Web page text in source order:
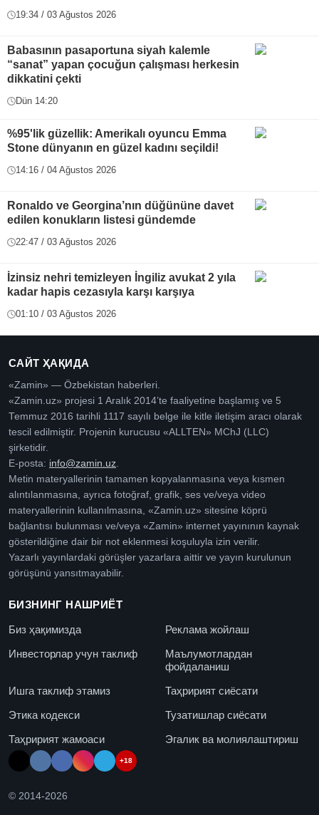
19:34 / 03 Ağustos 2026
Babasının pasaportuna siyah kalemle
“sanat” yapan çocuğun çalışması herkesin
dikkatini çekti
Dün 14:20
%95'lik güzellik: Amerikalı oyuncu Emma
Stone dünyanın en güzel kadını seçildi!
14:16 / 04 Ağustos 2026
Ronaldo ve Georgina’nın düğününe davet
edilen konukların listesi gündemde
22:47 / 03 Ağustos 2026
İzinsiz nehri temizleyen İngiliz avukat 2 yıla
kadar hapis cezasıyla karşı karşıya
01:10 / 03 Ağustos 2026
САЙТ ҲАҚИДА
«Zamin» — Özbekistan haberleri.
«Zamin.uz» projesi 1 Aralık 2014’te faaliyetine başlamış ve 5
Temmuz 2016 tarihli 1117 sayılı belge ile kitle iletişim aracı olarak
tescil edilmiştir. Projenin kurucusu «ALLTEN» MChJ (LLC)
şirketidir.
E-posta: info@zamin.uz.
Metin materyallerinin tamamen kopyalanmasına veya kısmen
alıntılanmasına, ayrıca fotoğraf, grafik, ses ve/veya video
materyallerinin kullanılmasına, «Zamin.uz» sitesine köprü
bağlantısı bulunması ve/veya «Zamin» internet yayınının kaynak
gösterildiğine dair bir not eklenmesi koşuluyla izin verilir.
Yazarlı yayınlardaki görüşler yazarlara aittir ve yayın kurulunun
görüşünü yansıtmayabilir.
БИЗНИНГ НАШРИЁТ
Биз ҳақимизда
Реклама жойлаш
Инвесторлар учун таклиф
Маълумотлардан
фойдаланиш
Ишга таклиф этамиз
Таҳририят сиёсати
Этика кодекси
Тузатишлар сиёсати
Таҳририят жамоаси
Эгалик ва молиялаштириш
+18
© 2014-2026